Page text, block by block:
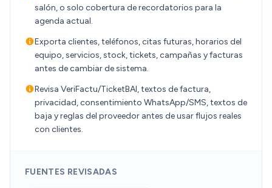
salón, o solo cobertura de recordatorios para la
agenda actual.
Exporta clientes, teléfonos, citas futuras, horarios del
equipo, servicios, stock, tickets, campañas y facturas
antes de cambiar de sistema.
Revisa VeriFactu/TicketBAI, textos de factura,
privacidad, consentimiento WhatsApp/SMS, textos de
baja y reglas del proveedor antes de usar flujos reales
con clientes.
FUENTES REVISADAS